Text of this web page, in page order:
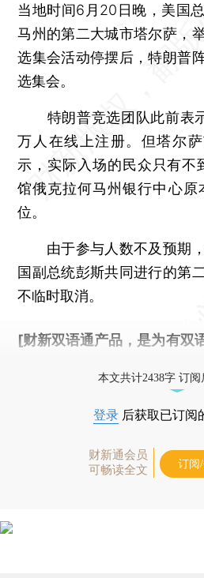
当地时间6月20日晚，美国
马州的第二大城市塔尔萨，
选集会活动停摆后，特朗普
选集会。
特朗普竞选团队此前表
万人在线上注册。但塔尔
示，实际入场的民众只有不
馆俄克拉何马州银行中心原
位。
由于参与人数不及预期，
国副总统彭斯共同进行的第
不临时取消。
[财新双语通产品，是为有双
本文共计2438字 订
登录 后获取已订阅
财新通会员
可畅读全文
订阅